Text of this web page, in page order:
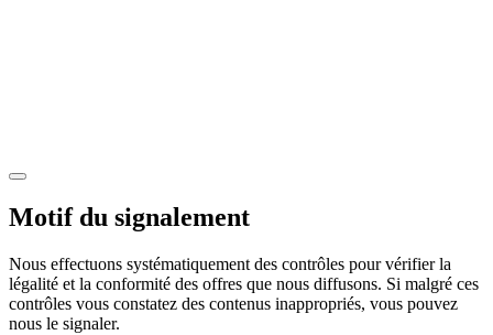
Motif du signalement
Nous effectuons systématiquement des contrôles pour vérifier la
légalité et la conformité des offres que nous diffusons. Si malgré ces
contrôles vous constatez des contenus inappropriés, vous pouvez
nous le signaler.